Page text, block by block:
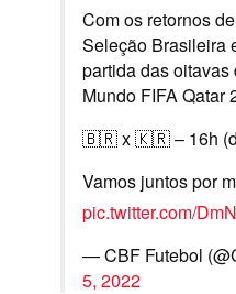
Com os retornos
Seleção Brasileira
partida das
Mundo FIFA Qatar
🇧🇷 x 🇰🇷 – 16h
Vamos juntos por
pic.twitter.com/
— CBF Futebol
5, 2022